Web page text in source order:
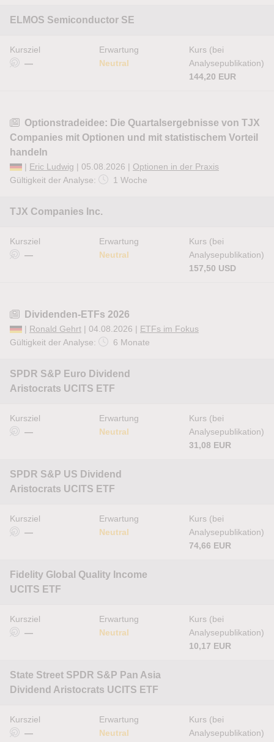
ELMOS Semiconductor SE
Kursziel
—
Erwartung
Neutral
Kurs (bei
Analysepublikation)
144,20 EUR
Optionstradeidee: Die Quartalsergebnisse von TJX
Companies mit Optionen und mit statistischem Vorteil
handeln
| Eric Ludwig | 05.08.2026 | Optionen in der Praxis
Gültigkeit der Analyse:
1 Woche
TJX Companies Inc.
Kursziel
—
Erwartung
Neutral
Kurs (bei
Analysepublikation)
157,50 USD
Dividenden-ETFs 2026
| Ronald Gehrt | 04.08.2026 | ETFs im Fokus
Gültigkeit der Analyse:
6 Monate
SPDR S&P Euro Dividend
Aristocrats UCITS ETF
Kursziel
—
Erwartung
Neutral
Kurs (bei
Analysepublikation)
31,08 EUR
SPDR S&P US Dividend
Aristocrats UCITS ETF
Kursziel
—
Erwartung
Neutral
Kurs (bei
Analysepublikation)
74,66 EUR
Fidelity Global Quality Income
UCITS ETF
Kursziel
—
Erwartung
Neutral
Kurs (bei
Analysepublikation)
10,17 EUR
State Street SPDR S&P Pan Asia
Dividend Aristocrats UCITS ETF
Kursziel
—
Erwartung
Neutral
Kurs (bei
Analysepublikation)